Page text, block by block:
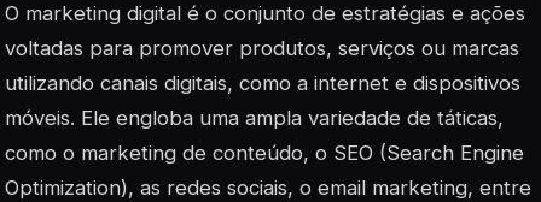
O marketing digital é o conjunto de estratégias e ações
voltadas para promover produtos, serviços ou marcas
utilizando canais digitais, como a internet e dispositivos
móveis. Ele engloba uma ampla variedade de táticas,
como o marketing de conteúdo, o SEO (Search Engine
Optimization), as redes sociais, o email marketing, entre